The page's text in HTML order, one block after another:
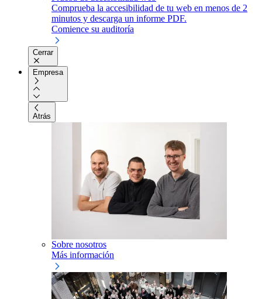
Comprueba la accesibilidad de tu web en menos de 2
minutos y descarga un informe PDF.
Comience su auditoría
Cerrar
Empresa
Atrás
Sobre nosotros
Más información